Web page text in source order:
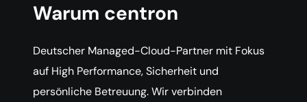
Warum centron
Deutscher Managed-Cloud-Partner mit Fokus
auf High Performance, Sicherheit und
persönliche Betreuung. Wir verbinden